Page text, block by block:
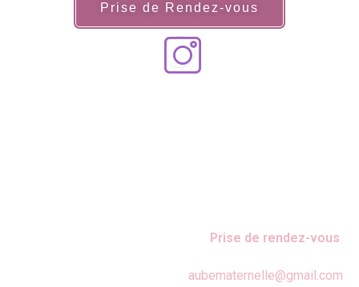
Prise de Rendez-vous
Prise de rendez-vous
aubematernelle@gmail.com